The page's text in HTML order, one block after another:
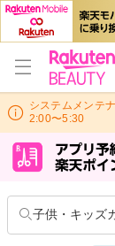
システムメンテ
2:00〜5:30
子供・キッズ